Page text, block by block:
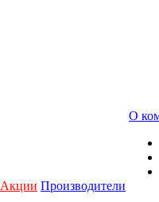
Акции Производители
О